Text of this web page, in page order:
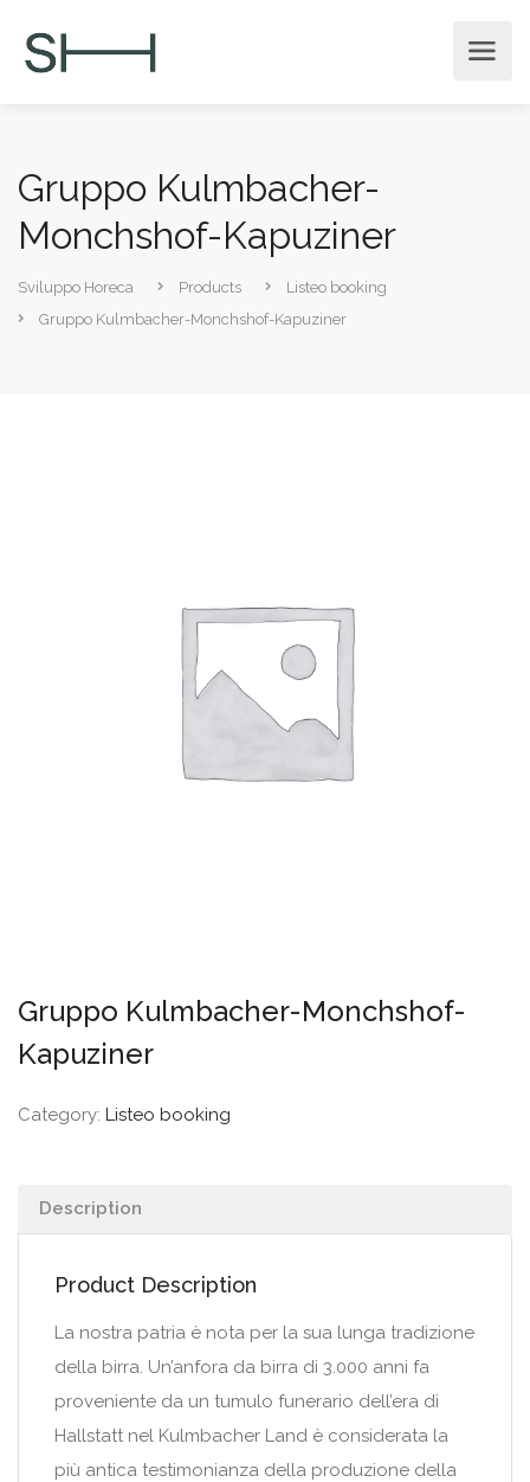
Gruppo Kulmbacher-
Monchshof-Kapuziner
Sviluppo Horeca Products
Listeo booking
Gruppo Kulmbacher-Monchshof-Kapuziner
Gruppo Kulmbacher-Monchshof-
Kapuziner
Category: Listeo booking
Description
Product Description
La nostra patria è nota per la sua lunga tradizione
della birra. Un’anfora da birra di 3.000 anni fa
proveniente da un tumulo funerario dell’era di
Hallstatt nel Kulmbacher Land è considerata la
più antica testimonianza della produzione della